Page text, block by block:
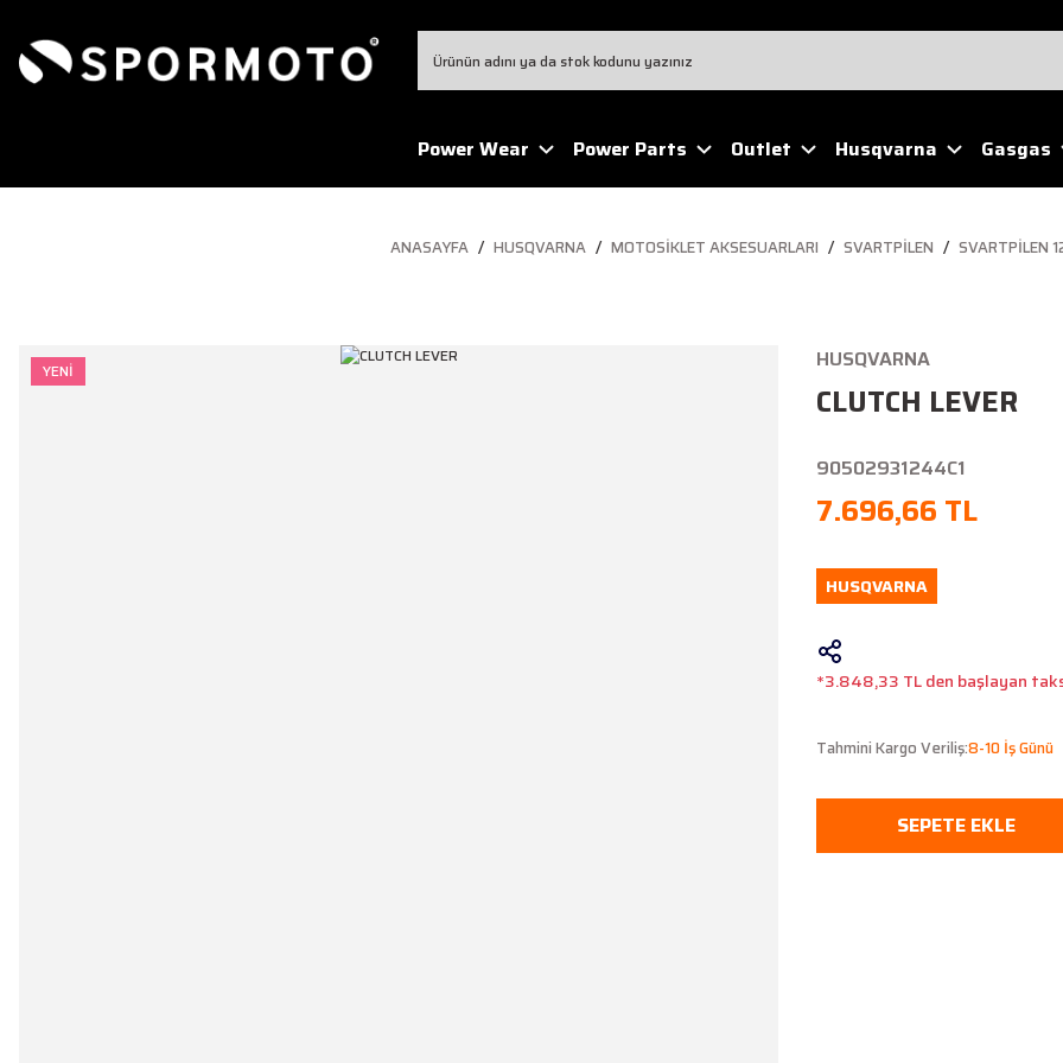
Power Wear Power Parts Outlet Husqvarna Gasgas
ANASAYFA HUSQVARNA MOTOSIKLET AKSESUARLARI SVARTPILEN SVARTPILEN
YENİ HUSQVARNA
CLUTCH LEVER
90502931244C1
7.696,66 TL
HUSQVARNA
*3.848,33 TL den başlayan
Tahmini Kargo Veriliş:8-10 İş Günü
SEPETE EKLE